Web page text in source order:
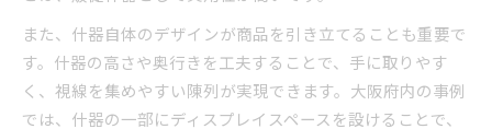
また、什器自体のデザインが商品を引き立てることも重要で
す。什器の高さや奥行きを工夫することで、手に取りやす
く、視線を集めやすい陳列が実現できます。大阪府内の事例
では、什器の一部にディスプレイスペースを設けることで、